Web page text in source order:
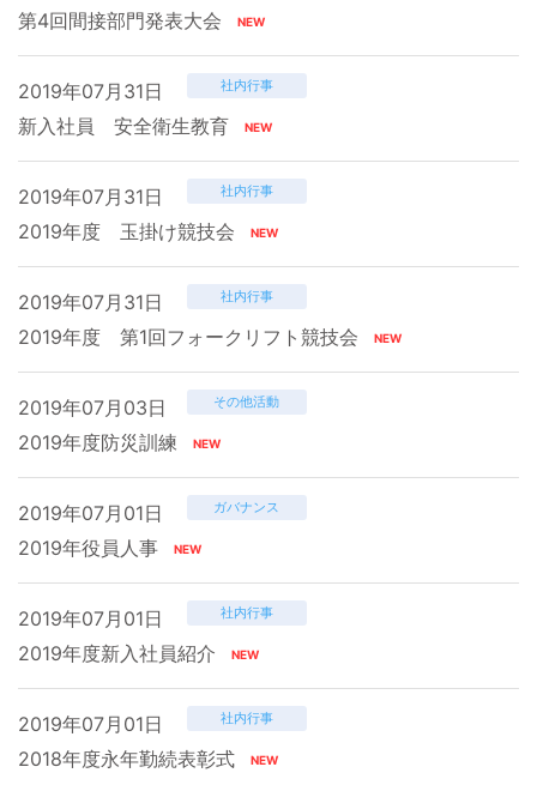
第4回間接部門発表大会
2019年07月31日 社内行事
新入社員 安全衛生教育
2019年07月31日 社内行事
2019年度 玉掛け競技会
2019年07月31日 社内行事
2019年度 第1回フォークリフト競技会
2019年07月03日 その他活動
2019年度防災訓練
2019年07月01日 ガバナンス
2019年役員人事
2019年07月01日 社内行事
2019年度新入社員紹介
2019年07月01日 社内行事
2018年度永年勤続表彰式